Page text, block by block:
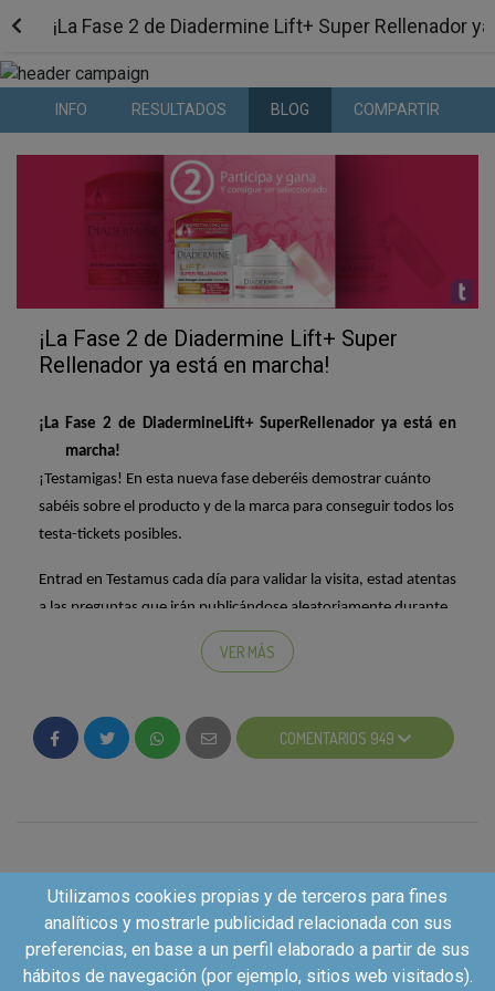
¡La Fase 2 de Diadermine Lift+ Super Rellenador
INFO RESULTADOS BLOG COMPARTIR
¡La Fase 2 de Diadermine Lift+ Super
Rellenador ya está en marcha!
¡La Fase 2 de DiadermineLift+ SuperRellenador ya está en
marcha!
¡Testamigas! En esta nueva fase deberéis demostrar cuánto
sabéis sobre el producto y de la marca para conseguir todos los
testa-tickets posibles.
Entrad en Testamus cada día para validar la visita, estad atentas
a las preguntas que irán publicándose aleatoriamente durante
toda la fase y preparad vuestras cámaras de fotos para cuando
Hunter. ¡Ah! Y no os olvidéis de pasarlo bien
¿Con quién compartirás la testa-box si superas la nota
VER MÁS
COMENTARIOS 949
Utilizamos cookies propias y de terceros para fines
analíticos y mostrarle publicidad relacionada con sus
preferencias, en base a un perfil elaborado a partir de sus
hábitos de navegación (por ejemplo, sitios web visitados).